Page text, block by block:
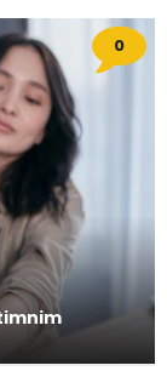
0